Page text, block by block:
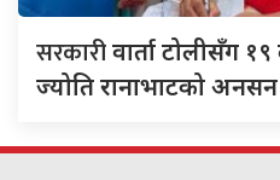
सरकारीवार्ता टोलीसँग
ज्योति रानाभाटको